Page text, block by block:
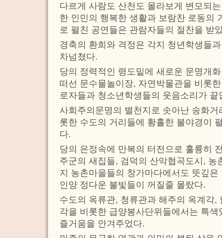
다르게 사람도 산천도 몰라보게 변모되
한 인민의 행복한 생활과 보람찬 로동의
로 펼친 공연들은 관람자들의 절찬을 받
경축의 환희와 격정은 각지 청년학생들
차넘쳤다.
당의 정력적인 령도밑에 새로운 문명개
떠선 문수물놀이장, 자연박물관을 비롯
로자들과 청소년학생들의 웃음소리가
사회주의문명의 별천지로 솟아난 송화
롯한 수도의 거리들에 황홀한 불야경이
다.
당의 은정속에 만복의 터전으로 훌륭히
주군의 새집들, 검덕의 산악협곡도시, 농
지 농촌마을들의 창가마다에서도 뜻깊
인양 정다운 불빛들이 꺼질줄 몰랐다.
수도의 옥류관, 청류관과 해주의 옥계각,
각을 비롯한 급양봉사단위들에서는 특
즐거움을 안겨주었다.